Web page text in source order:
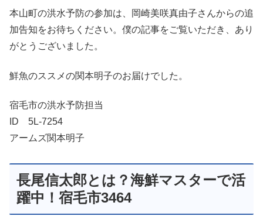
本山町の洪水予防の参加は、岡崎美咲真由子さんからの追
加告知をお待ちください。僕の記事をご覧いただき、あり
がとうございました。
鮮魚のススメの関本明子のお届けでした。
宿毛市の洪水予防担当
ID 5L-7254
アームズ関本明子
長尾信太郎とは？海鮮マスターで活
躍中！宿毛市3464